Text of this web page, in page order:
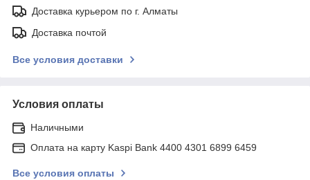
Доставка курьером по г. Алматы
Доставка почтой
Все условия доставки
Условия оплаты
Наличными
Оплата на карту Kaspi Bank 4400 4301 6899 6459
Все условия оплаты